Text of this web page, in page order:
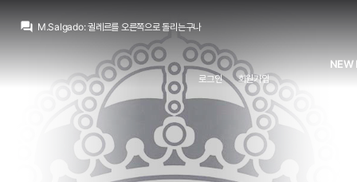
question_answer M.Salgado:귈레르를 오른쪽으로 돌리는구나
{"out":"엔드릭","in":"세스테로"}
입금되어서 열심히 하나
귈러의 각성은 새로운 영입
M.Salgado:무느님 눈에 들려고 수비도 열심히 하네
훨 간지나네
비니는 못생긴 축구선수에서 할렘 갱스터가됐네
Jude Bellingham
비니 왜이리 패스 잘 내줘.. 왜그래
M.Salgado : 정규 시즌 중에선 뛰어서 커트해줄거지? 그렇게 믿을게
{"player":"케난 코드로"}
NEW
로그인 회원가입